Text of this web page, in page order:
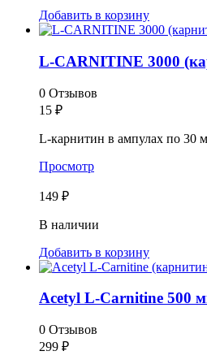
Добавить в корзину
L-CARNITINE 3000
0 Отзывов
15 ₽
L-карнитин в ампулах по 30
Просмотр
149 ₽
В наличии
Добавить в корзину
Acetyl L-Carnitine 500
0 Отзывов
299 ₽